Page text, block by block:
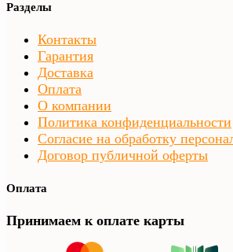
Разделы
Контакты
Гарантия
Доставка
Оплата
О компании
Политика конфиденциальности
Согласие на обработку
Договор публичной оферты
Оплата
Принимаем к оплате карты